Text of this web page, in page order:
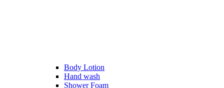
Body Lotion
Hand wash
Shower Foam